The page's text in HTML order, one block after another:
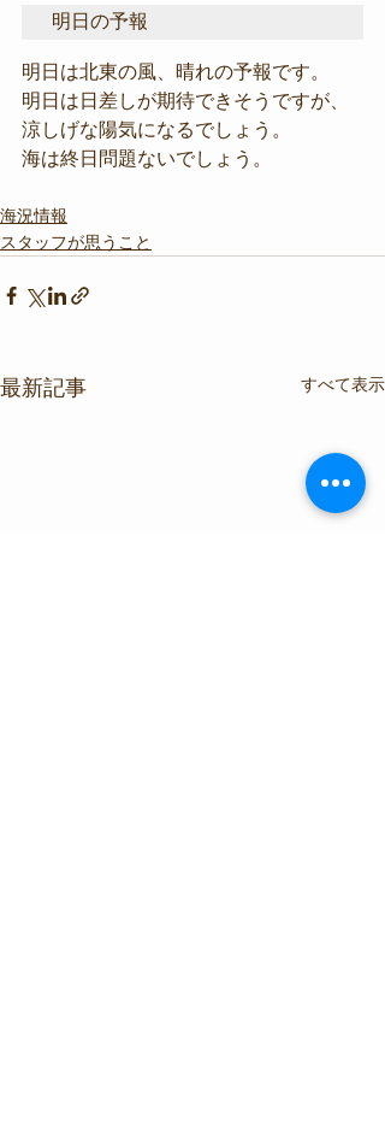
明日の予報
明日は北東の風、晴れの予報です。
明日は日差しが期待できそうですが、
涼しげな陽気になるでしょう。
海は終日問題ないでしょう。
海況情報
スタッフが思うこと
最新記事 すべて表示